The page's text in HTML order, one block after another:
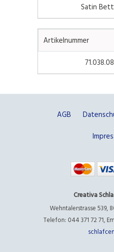
Satin
Artikelnummer
AGB
Creativa
Wehntalerstrasse 539,
Telefon: 044 371 72 71,